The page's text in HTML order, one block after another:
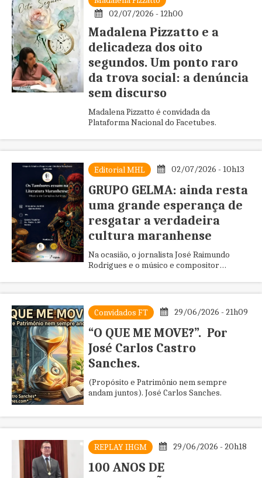
02/07/2026 - 12h00
Madalena Pizzatto e a
delicadeza dos oito
segundos. Um ponto raro
da trova social: a denúncia
sem discurso
Madalena Pizzatto é convidada da
Plataforma Nacional do Facetubes.
Editorial MHL 02/07/2026 - 10h13
GRUPO GELMA: ainda resta
uma grande esperança de
resgatar a verdadeira
cultura maranhense
Na ocasião, o jornalista José Raimundo
Rodrigues e o músico e compositor
maranhense em seus mais diversos
aspectos.
Convidados FT 29/06/2026 - 21h09
“O QUE ME MOVE?”. Por
José Carlos Castro
Sanches.
(Propósito e Patrimônio nem sempre
andam juntos). José Carlos Sanches.
REPLAY IHGM 29/06/2026 - 20h18
100 ANOS DE